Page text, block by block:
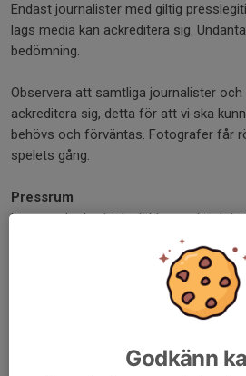
Endast journalister med giltig
lags media kan ackreditera sig.
bedömning.
Observera att samtliga journalister
ackreditera sig, detta för att vi ska
behövs och förväntas. Fotografer får
spelets gång.
Pressrum
Finns under kortsidesläktaren, där det
Västar för fotografer ska lämnas kvar
Stockholms stads trådlösa nätverk
Godkänn